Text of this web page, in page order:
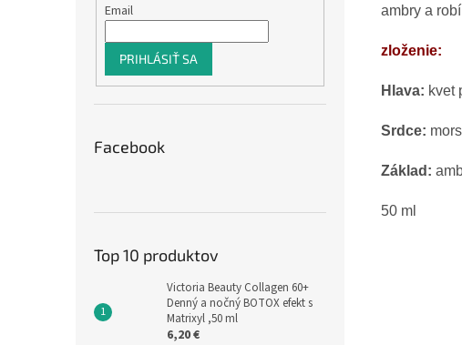
Email
PRIHLÁSIŤ SA
Facebook
Top 10 produktov
Victoria Beauty Collagen 60+
Denný a nočný BOTOX efekt s
Matrixyl ,50 ml
6,20 €
ambry a
zloženie:
Hlava: kvet
Srdce:
Základ :
50 ml